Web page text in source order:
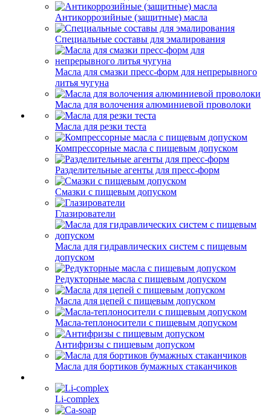
Антикоррозийные (защитные) масла
Специальные составы для эмалирования
Масла для смазки пресс-форм для непрерывного
литья чугуна
Масла для волочения алюминиевой проволоки
Масла для резки теста
Компрессорные масла с пищевым допуском
Разделительные агенты для пресс-форм
Смазки с пищевым допуском
Глазирователи
Масла для гидравлических систем с пищевым
допуском
Редукторные масла с пищевым допуском
Масла для цепей с пищевым допуском
Масла-теплоносители с пищевым допуском
Антифризы с пищевым допуском
Масла для бортиков бумажных стаканчиков
Li-complex